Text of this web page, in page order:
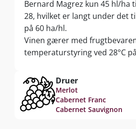
Bernard Magrez kun 45 hl/ha
28, hvilket er langt under det
på 60 ha/hl.
Vinen gærer med
temperaturstyring ved 28°C
lang modning.
Druer
Merlot
Cabernet Franc
Cabernet Sauvignon